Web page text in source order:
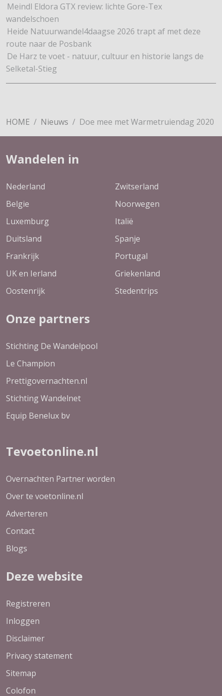
Meindl Eldora GTX review: lichte Gore-Tex
wandelschoen
Heide Natuurwandel4daagse 2026 trapt af met deze
route naar de Posbank
De Harz te voet - natuur, cultuur en historie langs de
Selketal-Stieg
HOME Nieuws Doe mee met Warmetruiendag 2020
Wandelen in
Nederland
Belgie
Luxemburg
Duitsland
Frankrijk
UK en Ierland
Oostenrijk
Zwitserland
Noorwegen
Italië
Spanje
Portugal
Griekenland
Stedentrips
Onze partners
Stichting De Wandelpool
Le Champion
Prettigovernachten.nl
Stichting Wandelnet
Equip Benelux bv
Tevoetonline.nl
Overnachten Partner worden
Over te voetonline.nl
Adverteren
Contact
Blogs
Deze website
Registreren
Inloggen
Disclaimer
Privacy statement
Sitemap
Colofon